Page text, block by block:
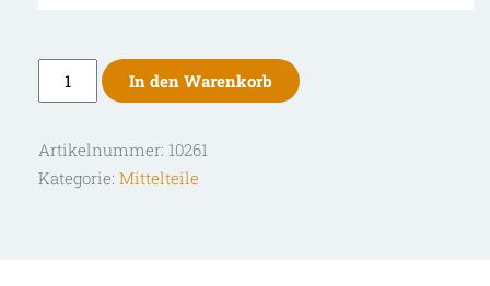
Ragim
Mittelteil
Impala
Take
In den Warenkorb
Artikelnummer: 10261
Kategorie: Mittelteile